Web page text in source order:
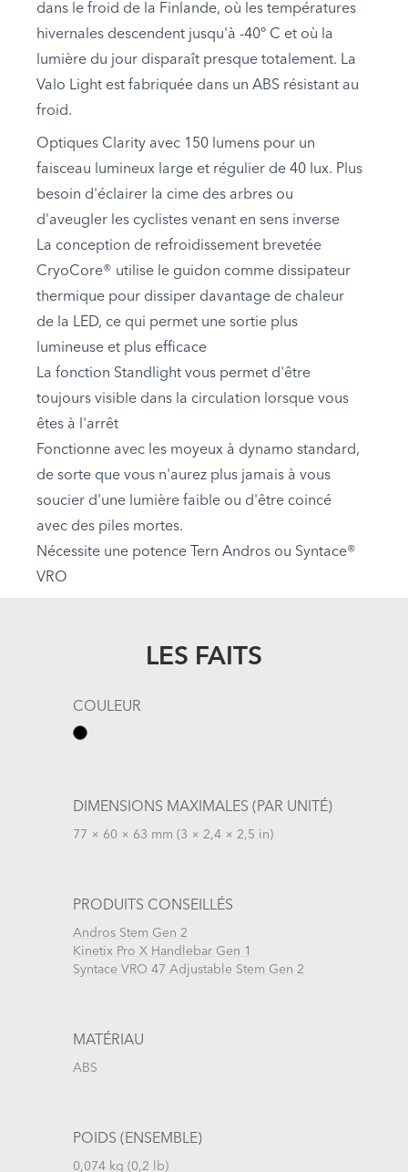
dans le froid de la Finlande, où les températures
hivernales descendent jusqu'à -40° C et où la
lumière du jour disparaît presque totalement. La
Valo Light est fabriquée dans un ABS résistant au
froid.
Optiques Clarity avec 150 lumens pour un
faisceau lumineux large et régulier de 40 lux. Plus
besoin d'éclairer la cime des arbres ou
d'aveugler les cyclistes venant en sens inverse
La conception de refroidissement brevetée
CryoCore® utilise le guidon comme dissipateur
thermique pour dissiper davantage de chaleur
de la LED, ce qui permet une sortie plus
lumineuse et plus efficace
La fonction Standlight vous permet d'être
toujours visible dans la circulation lorsque vous
êtes à l'arrêt
Fonctionne avec les moyeux à dynamo standard,
de sorte que vous n'aurez plus jamais à vous
soucier d'une lumière faible ou d'être coincé
avec des piles mortes.
Nécessite une potence Tern Andros ou Syntace®
VRO
LES FAITS
COULEUR
DIMENSIONS MAXIMALES (PAR UNITÉ)
77 × 60 × 63 mm (3 × 2,4 × 2,5 in)
PRODUITS CONSEILLÉS
Andros Stem Gen 2
Kinetix Pro X Handlebar Gen 1
Syntace VRO 47 Adjustable Stem Gen 2
MATÉRIAU
ABS
POIDS (ENSEMBLE)
0,074 kg (0,2 lb)